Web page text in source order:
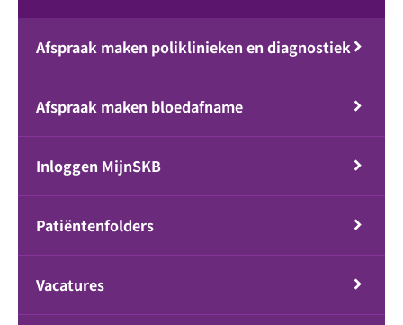
Afspraak maken poliklinieken en diagnostiek
Afspraak maken bloedafname
Inloggen MijnSKB
Patiëntenfolders
Vacatures